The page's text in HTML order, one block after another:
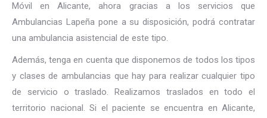
Móvil en Alicante, ahora gracias a los servicios que
Ambulancias Lapeña pone a su disposición, podrá contratar
una ambulancia asistencial de este tipo.
Además, tenga en cuenta que disponemos de todos los tipos
y clases de ambulancias que hay para realizar cualquier tipo
de servicio o traslado. Realizamos traslados en todo el
territorio nacional. Si el paciente se encuentra en Alicante,